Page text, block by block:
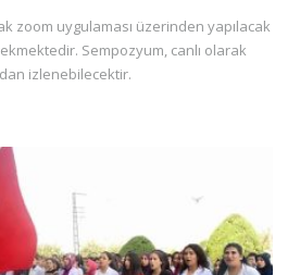
zoom uygulaması üzerinden yapılacak
Sempozyum, canlı olarak
izlenebilecektir.